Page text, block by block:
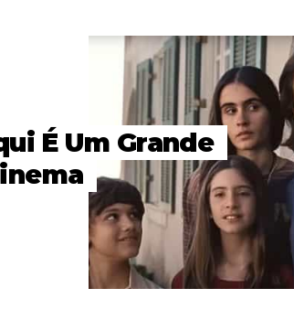
É Um Grande